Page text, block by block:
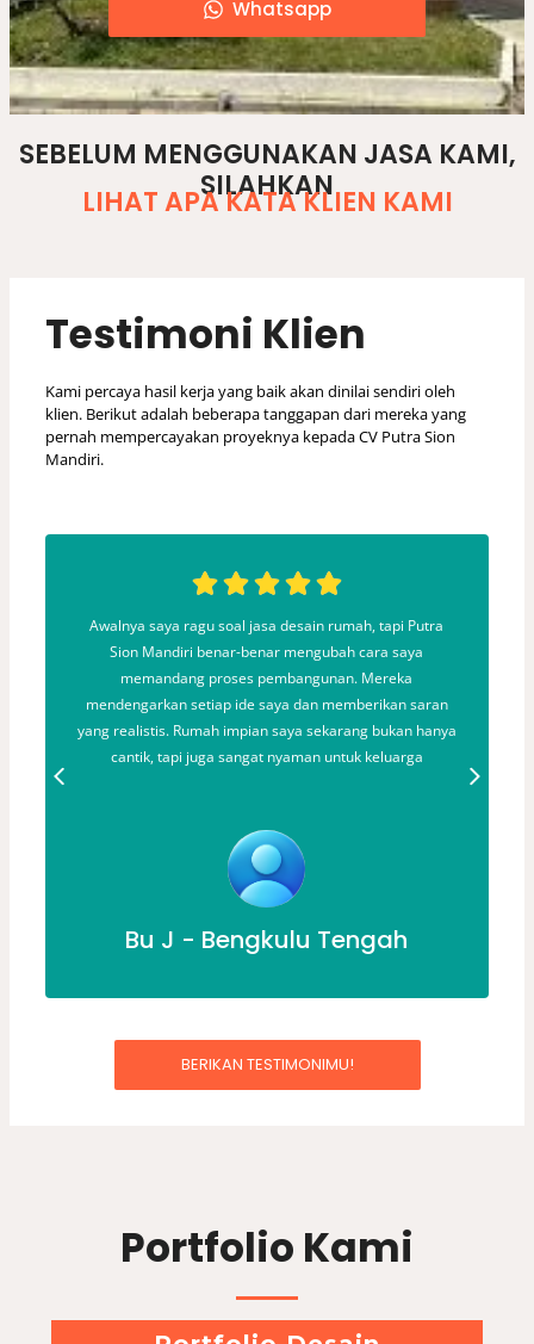
Whatsapp
SEBELUM MENGGUNAKAN JASA KAMI,
SILAHKAN
LIHAT APA KATA KLIEN KAMI
Testimoni Klien
Kami percaya hasil kerja yang baik akan dinilai sendiri oleh
klien. Berikut adalah beberapa tanggapan dari mereka yang
pernah mempercayakan proyeknya kepada CV Putra Sion
Mandiri.
Bu J - Bengkulu Tengah
Awalnya saya ragu soal jasa desain rumah, tapi Putra
Sion Mandiri benar-benar mengubah cara saya
memandang proses pembangunan. Mereka
mendengarkan setiap ide saya dan memberikan saran
yang realistis. Rumah impian saya sekarang bukan hanya
cantik, tapi juga sangat nyaman untuk keluarga
BERIKAN TESTIMONIMU!
Portfolio Kami